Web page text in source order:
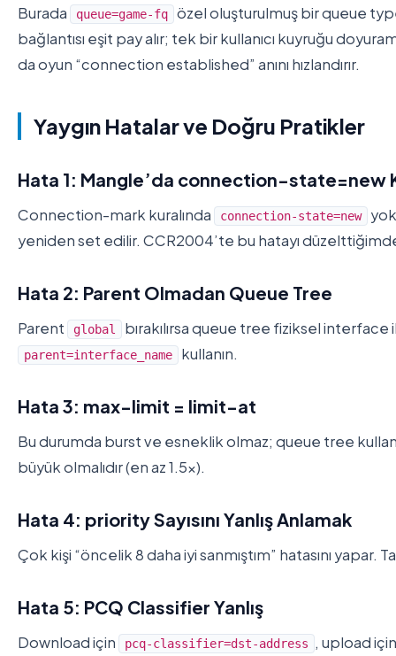
Burada queue=game-fq
özel oluşturulmuş bir queue
bağlantısı eşit pay alır; tek bir kullanıcı kuyruğu
da oyun “connection established” anını hızlandırır.
Yaygın Hatalar ve Doğru Pratikler
Hata 1: Mangle’da connection-state=new
Connection-mark kuralında connection-state=new
yeniden set edilir. CCR2004’te bu hatayı
Hata 2: Parent Olmadan Queue Tree
Parent global bırakılırsa queue tree fiziksel
parent=interface_name kullanın.
Hata 3: max-limit = limit-at
Bu durumda burst ve esneklik olmaz; queue tree
büyük olmalıdır (en az 1.5x).
Hata 4: priority Sayısını Yanlış Anlamak
Çok kişi “öncelik 8 daha iyi sanmıştım” hatasını yapar.
Hata 5: PCQ Classifier Yanlış
Download için pcq-classifier=dst-address
, upload